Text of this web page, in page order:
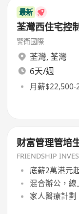
最新
荃灣西住宅控
警衛國際
荃灣, 荃灣
6天/週
月薪
财富管理管培
底薪2萬港元
混合辦公，
家人醫療計劃